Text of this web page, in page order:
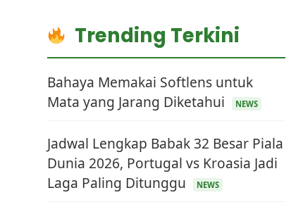
Trending Terkini
Bahaya Memakai Softlens untuk
Mata yang Jarang Diketahui
NEWS
Jadwal Lengkap Babak 32 Besar Piala
Dunia 2026, Portugal vs Kroasia Jadi
Laga Paling Ditunggu
NEWS